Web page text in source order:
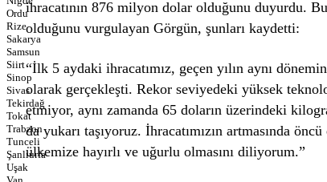
Ordu
Rize
Sakarya
Samsun
Siirt
Sinop
Sivas
Tekirdağ
Tokat
Trabzon
Tunceli
Şanlıurfa
Uşak
ihracatının 876 milyon dolar olduğunu duyurdu.
olduğunu vurgulayan Görgün, şunları kaydetti:
“İlk 5 aydaki ihracatımız, geçen yılın aynı
olarak gerçekleşti. Rekor seviyedeki yüksek
etmiyor, aynı zamanda 65 doların üzerindeki
da yukarı taşıyoruz. İhracatımızın artmasında
ülkemize hayırlı ve uğurlu olmasını diliyorum.”